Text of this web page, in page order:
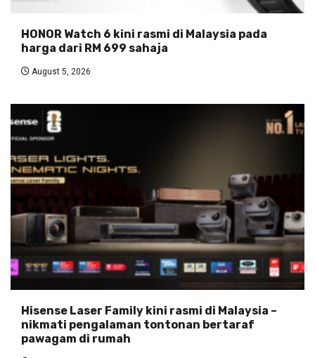
HONOR Watch 6 kini rasmi di Malaysia pada
harga dari RM 699 sahaja
August 5, 2026
Hisense Laser Family kini rasmi di Malaysia –
nikmati pengalaman tontonan bertaraf
pawagam di rumah